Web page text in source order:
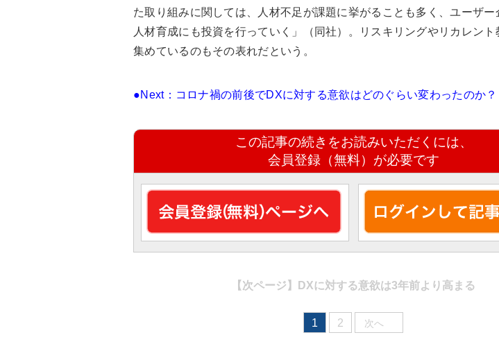
た取り組みに関しては、人材不足が課題に挙がることも多く、ユーザ
人材育成にも投資を行っていく」（同社）。リスキリングやリカレント
集めているのもその表れだという。
●Next：コロナ禍の前後でDXに対する意欲はどのぐらい変わったのか？
この記事の続きをお読みいただくには、
会員登録（無料）が必要です
【次ページ】 DXに対する意欲は3年前より高まる
1 2 次へ